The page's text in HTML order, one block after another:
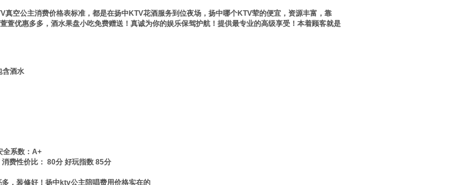
真空公主消费价格表标准，都是在扬中KTV花酒服务到位夜场，扬中哪个KTV荤的便宜，资源丰富，靠
萱优惠多多，酒水果盘小吃免费赠送！真诚为你的娱乐保驾护航！提供最专业的高级享受！本着顾客就是
酒水
全系数：A+
费性价比： 80分 好玩指数 85分
，装修好！扬中ktv公主陪唱费用价格实在的